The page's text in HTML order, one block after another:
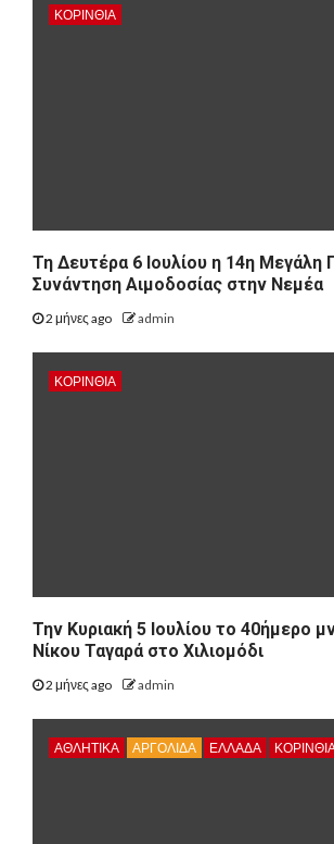
ΚΟΡΙΝΘΊΑ
Τη Δευτέρα 6 Ιουλίου η 14η Μεγάλη
Συνάντηση Αιμοδοσίας στην Νεμέα
2 μήνες ago admin
ΚΟΡΙΝΘΊΑ
Την Κυριακή 5 Ιουλίου το 40ήμερο
Νίκου Ταγαρά στο Χιλιομόδι
2 μήνες ago admin
ΑΘΛΗΤΙΚΑ ΑΡΓΟΛΙΔΑ ΕΛΛΑΔΑ